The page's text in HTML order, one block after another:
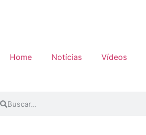
Home Notícias Vídeos